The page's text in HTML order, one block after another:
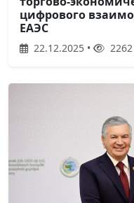
цифрового
ЕАЭС
22.12.2025 • 2262